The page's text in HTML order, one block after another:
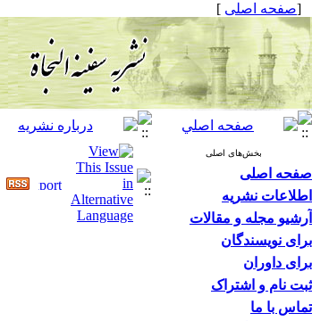
[صفحه اصلی ]
بخش‌های اصلی
صفحه اصلی
اطلاعات نشریه
آرشیو مجله و مقالات
برای نویسندگان
برای داوران
ثبت نام و اشتراک
تماس با ما